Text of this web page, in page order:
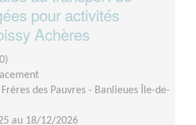
pour activités
Achères
des Pauvres - Banlieues Île-de-
au 18/12/2026